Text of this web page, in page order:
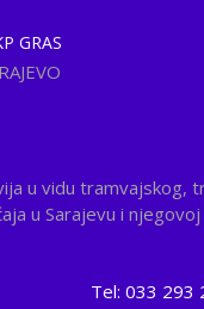
GRAS
u vidu tramvajskog,
u Sarajevu i njegovoj
Tel: 033 293